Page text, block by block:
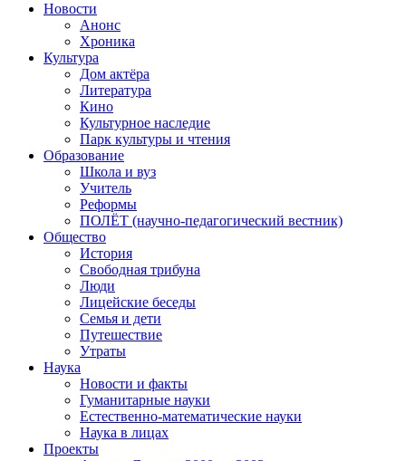
Новости
Анонс
Хроника
Культура
Дом актёра
Литература
Кино
Культурное наследие
Парк культуры и чтения
Образование
Школа и вуз
Учитель
Реформы
ПОЛЁТ (научно-педагогический вестник)
Общество
История
Свободная трибуна
Люди
Лицейские беседы
Семья и дети
Путешествие
Утраты
Наука
Новости и факты
Гуманитарные науки
Естественно-математические науки
Наука в лицах
Проекты